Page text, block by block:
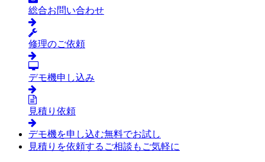
総合お問い合わせ
修理のご依頼
デモ機申し込み
見積り依頼
デモ機を申し込む無料でお試し
見積りを依頼する ご相談もご気軽に